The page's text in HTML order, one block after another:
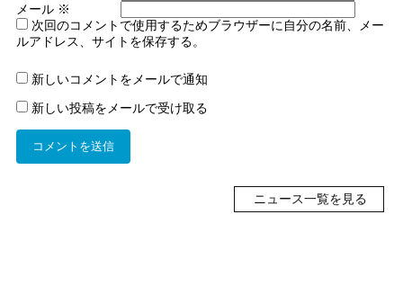
メール ※
次回のコメントで使用するためブラウザーに自分の名前、メー
ルアドレス、サイトを保存する。
新しいコメントをメールで通知
新しい投稿をメールで受け取る
ニュース一覧を見る